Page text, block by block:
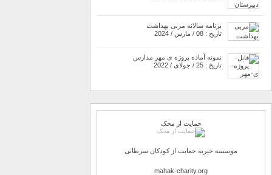
برنامه سالانه مربی بهداشت
تاریخ : 08 / مارس / 2024
نمونه آماده پروژه ی مهر مدارس
تاریخ : 25 / جولای / 2022
حمایت از محک
موسسه خیریه حمایت از کودکان سرطانی
mahak-charity.org